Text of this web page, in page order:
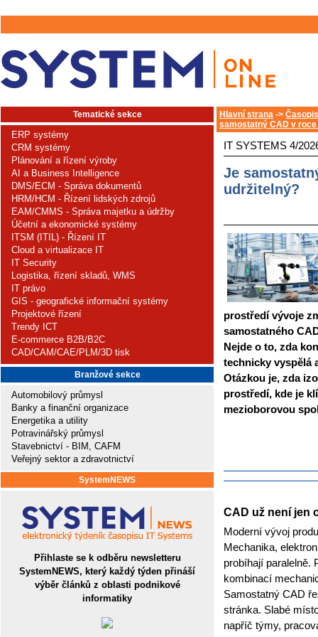
Tematické sekce
ERP systémy
CRM systémy
Plánování a řízení výroby
AI a Business Intelligence
DMS/ECM - Správa dokumentů
HRM/HCM - Řízení lidských zdrojů
EAM/CMMS - Správa majetku a údržby
Účetní a ekonomické systémy
ITSM (ITIL) - Řízení IT
Cloud a virtualizace IT
IT Security
Logistika, řízení skladů, WMS
IT právo
GIS - geografické informační systémy
Projektové řízení
Trendy ICT
E-commerce B2B/B2C
CAD/CAM/CAE/PLM/3D tisk
Branžové sekce
Automobilový průmysl
Banky a finanční organizace
Energetika a utility
Potravinářský průmysl
Stavebnictví - BIM, CAFM
Veřejný sektor a zdravotnictví
SystemNEWS
Přihlaste se k odběru newsletteru
SystemNEWS, který každý týden přináší
výběr článků z oblasti podnikové
informatiky
Hlavní strana ->
samostatný CAD v
IT SYSTEMS 4/
Je
udržitelný?
prostředí vývoje
samostatného
Nejde o to, zda
technicky vyspělá
Otázkou je, zda
prostředí, kde je
mezioborovou
CAD už není jen
Moderní vývoj
Mechanika,
probíhají paralelně.
kombinací
Samostatný CAD
stránka. Slabé
napříč týmy,